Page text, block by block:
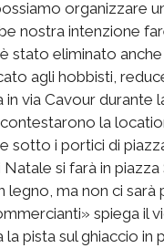
organizzare
nostra intenzione
stato eliminato
agli hobbisti,
via Cavour durante
la
sotto i portici di
si farà in
legno, ma non ci sarà
spiega il
la pista sul ghiaccio in